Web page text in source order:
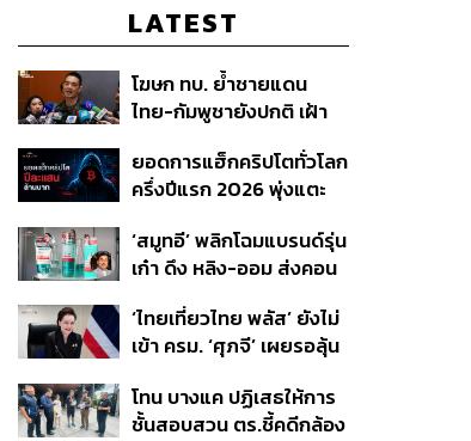
LATEST
โฆษก ทบ. ย้ำชายแดน
ไทย-กัมพูชายังปกติ เฝ้า
ไม่เสียเปรียบเวทีโลก หลัง
กัมพูชายื่น UN รับรอง
ยอดการแฮ็กคริปโตทั่วโลก
ครึ่งปีแรก 2026 พุ่งแตะ
‘สมูทอี’ พลิกโฉมแบรนด์รุ่น
เก๋า ดึง หลิง-ออม ส่งคอน
สกินแคร์ชะลอตัว
‘ไทยเที่ยวไทย พลัส’ ยังไม่
เข้า ครม. ‘ศุภจี’ เผยรอลุ้น
กระจุกตัว
โทน บางแค ปฏิเสธให้การ
ชั้นสอบสวน ตร.ชี้คดีกล้อง